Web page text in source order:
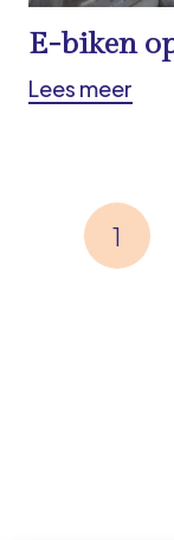
E-biken
Lees meer
1